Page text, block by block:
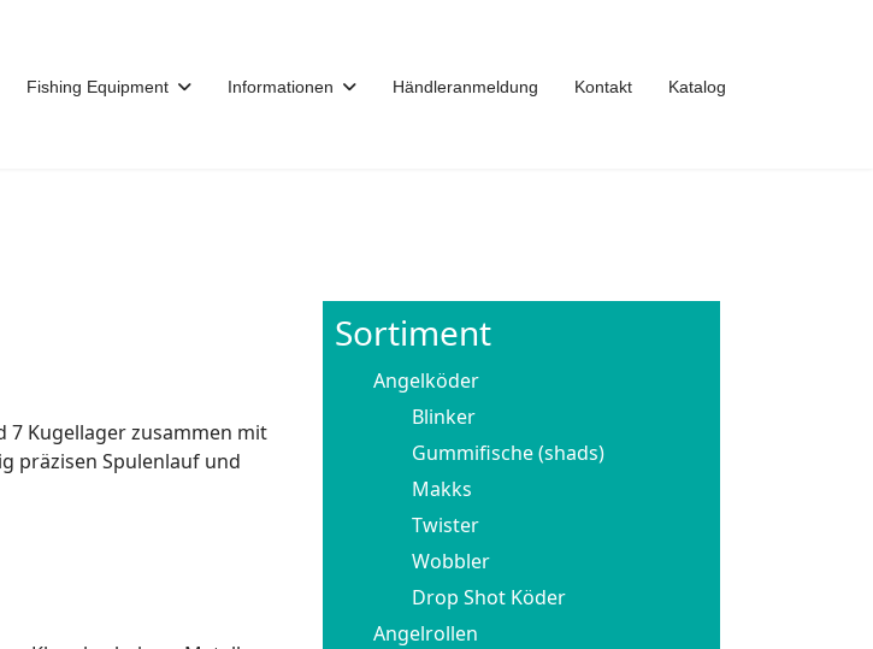
Fishing Equipment Informationen Händleranmeldung Kontakt Katalog
7 Kugellager zusammen mit
präzisen Spulenlauf und
Sortiment
Angelköder
Blinker
Gummifische (shads)
Makks
Twister
Wobbler
Drop Shot Köder
Angelrollen